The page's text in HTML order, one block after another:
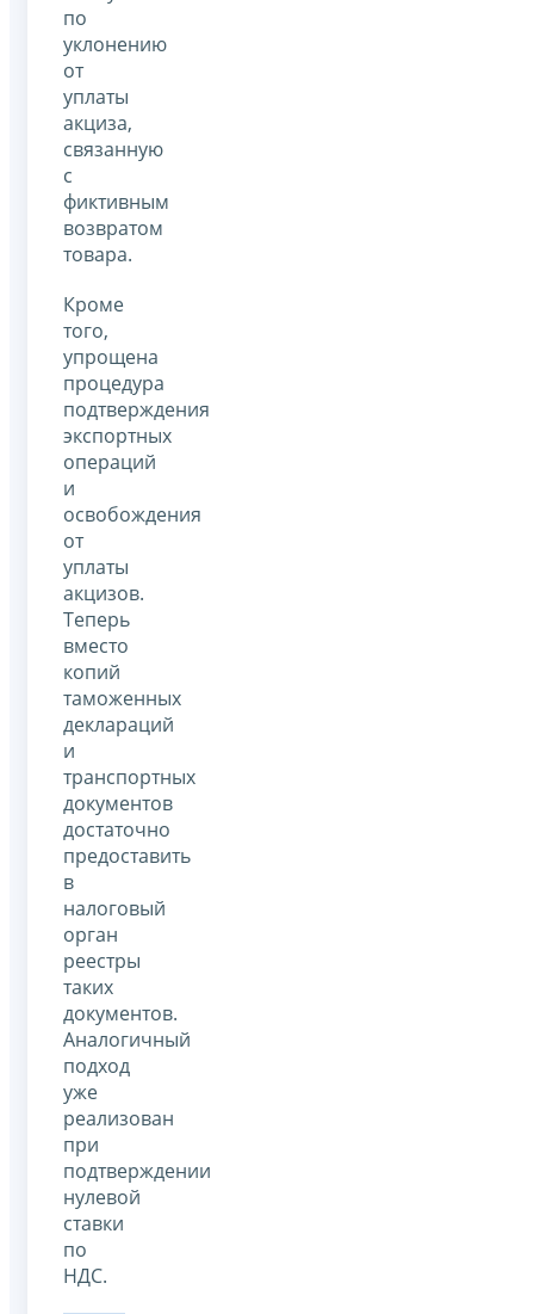
по
уклонению
от
уплаты
акциза,
связанную
с
фиктивным
возвратом
товара.
Кроме
того,
упрощена
процедура
подтверждения
экспортных
операций
и
освобождения
от
уплаты
акцизов.
Теперь
вместо
копий
таможенных
деклараций
и
транспортных
документов
достаточно
предоставить
в
налоговый
орган
реестры
таких
документов.
Аналогичный
подход
уже
реализован
при
подтверждении
нулевой
ставки
по
НДС.